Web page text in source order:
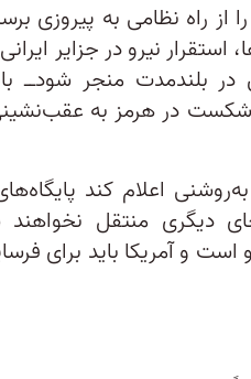
راه نظامی به پیروزی
نیرو در جزایر
بلندمدت منجر شود‌ــ
در هرمز به
اعلام کند
دیگری منتقل
و آمریکا باید برای